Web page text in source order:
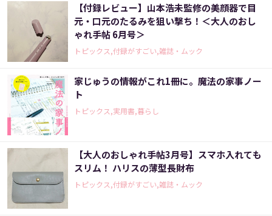
【付録レビュー】山本浩未監修の美顔器で目
元・口元のたるみを狙い撃ち！＜大人のおし
ゃれ手帖 6月号＞
トピックス,付録がすごい,雑誌・ムック
家じゅうの情報がこれ1冊に。魔法の家事ノー
ト
トピックス,実用書,暮らし
【大人のおしゃれ手帖3月号】スマホ入れても
スリム！ ハリスの薄型長財布
トピックス,付録がすごい,雑誌・ムック